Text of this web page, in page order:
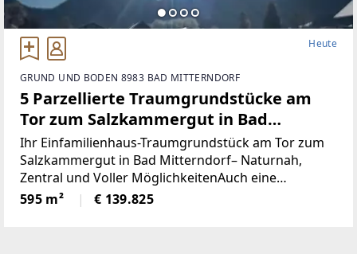
Heute
GRUND UND BODEN 8983 BAD MITTERNDORF
5 Parzellierte Traumgrundstücke am
Tor zum Salzkammergut in Bad
Mitterndorf - naturnah, zentral und
voller Möglichkeiten (Provisionsfrei)
Ihr Einfamilienhaus-Traumgrundstück am Tor zum
Salzkammergut in Bad Mitterndorf– Naturnah,
Zentral und Voller MöglichkeitenAuch eine
touristische Vermietung ist nach Absprache mit der
Gemeinde möglich.Die Loipe und Therme
595 m² € 139.825